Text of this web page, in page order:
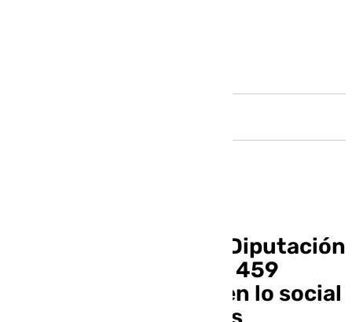
El presupuesto de la Diputación
de Málaga asciende a 459
millones con el foco en lo social
y las obras hidráulicas